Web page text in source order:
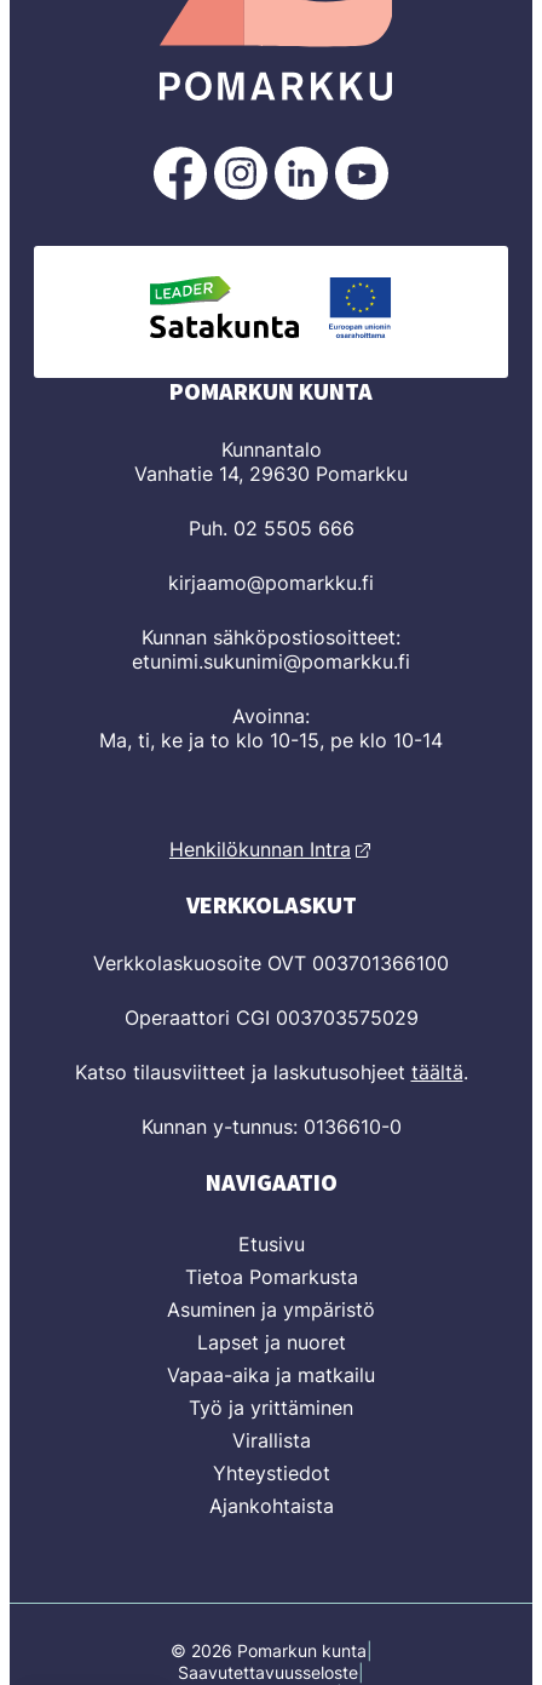
Pomarkku
Facebookissa
Pomarkku
Instagramissa
Pomarkku
LinkedInissä
POMARKUN KUNTA
Kunnantalo
Vanhatie 14, 29630 Pomarkku
Puh. 02 5505 666
kirjaamo@pomarkku.fi
Kunnan sähköpostiosoitteet:
etunimi.sukunimi@pomarkku.fi
Avoinna:
Ma, ti, ke ja to klo 10-15, pe klo 10-14
Henkilökunnan Intra
VERKKOLASKUT
Verkkolaskuosoite OVT 003701366100
Operaattori CGI 003703575029
Katso tilausviitteet ja laskutusohjeet täältä.
Kunnan y-tunnus: 0136610-0
NAVIGAATIO
Etusivu
Tietoa Pomarkusta
Asuminen ja ympäristö
Lapset ja nuoret
Vapaa-aika ja matkailu
Työ ja yrittäminen
Virallista
Yhteystiedot
Ajankohtaista
© 2026 Pomarkun kunta
Saavutettavuusseloste